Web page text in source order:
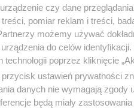
czy dane
pomiar reklam i treści,
możemy używać
do celów
poprzez kliknięcie
ustawień prywatności
danych nie wymagają
będą miały